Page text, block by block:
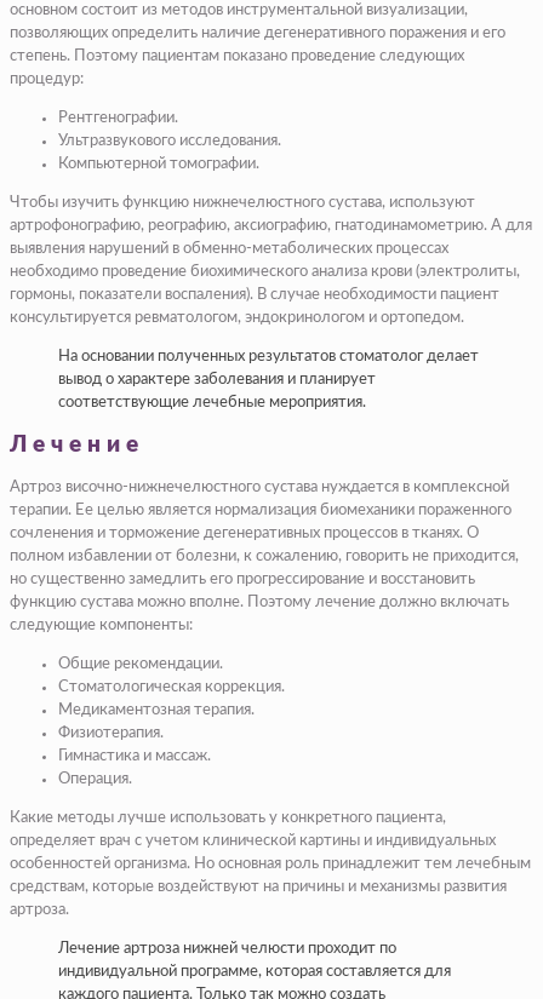
основном состоит из методов инструментальной визуализации,
позволяющих определить наличие дегенеративного поражения и его
степень. Поэтому пациентам показано проведение следующих
процедур:
Рентгенографии.
Ультразвукового исследования.
Компьютерной томографии.
Чтобы изучить функцию нижнечелюстного сустава, используют
артрофонографию, реографию, аксиографию, гнатодинамометрию. А для
выявления нарушений в обменно-метаболических процессах
необходимо проведение биохимического анализа крови (электролиты,
гормоны, показатели воспаления). В случае необходимости пациент
консультируется ревматологом, эндокринологом и ортопедом.
На основании полученных результатов стоматолог делает
вывод о характере заболевания и планирует
соответствующие лечебные мероприятия.
Лечение
Артроз височно-нижнечелюстного сустава нуждается в комплексной
терапии. Ее целью является нормализация биомеханики пораженного
сочленения и торможение дегенеративных процессов в тканях. О
полном избавлении от болезни, к сожалению, говорить не приходится,
но существенно замедлить его прогрессирование и восстановить
функцию сустава можно вполне. Поэтому лечение должно включать
следующие компоненты:
Общие рекомендации.
Стоматологическая коррекция.
Медикаментозная терапия.
Физиотерапия.
Гимнастика и массаж.
Операция.
Какие методы лучше использовать у конкретного пациента,
определяет врач с учетом клинической картины и индивидуальных
особенностей организма. Но основная роль принадлежит тем лечебным
средствам, которые воздействуют на причины и механизмы развития
артроза.
Лечение артроза нижней челюсти проходит по
индивидуальной программе, которая составляется для
каждого пациента. Только так можно создать